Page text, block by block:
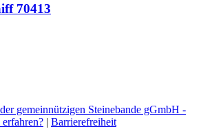
70413
gemeinnützigen Steinebande gGmbH -
| Barrierefreiheit